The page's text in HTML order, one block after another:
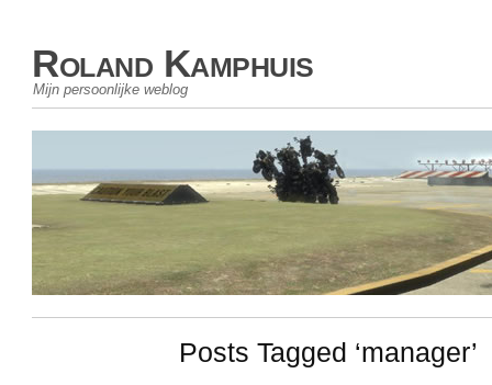
Roland Kamphuis
Mijn persoonlijke weblog
Posts Tagged ‘manager’